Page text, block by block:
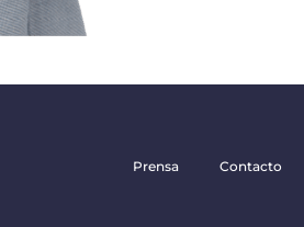
Prensa Contacto